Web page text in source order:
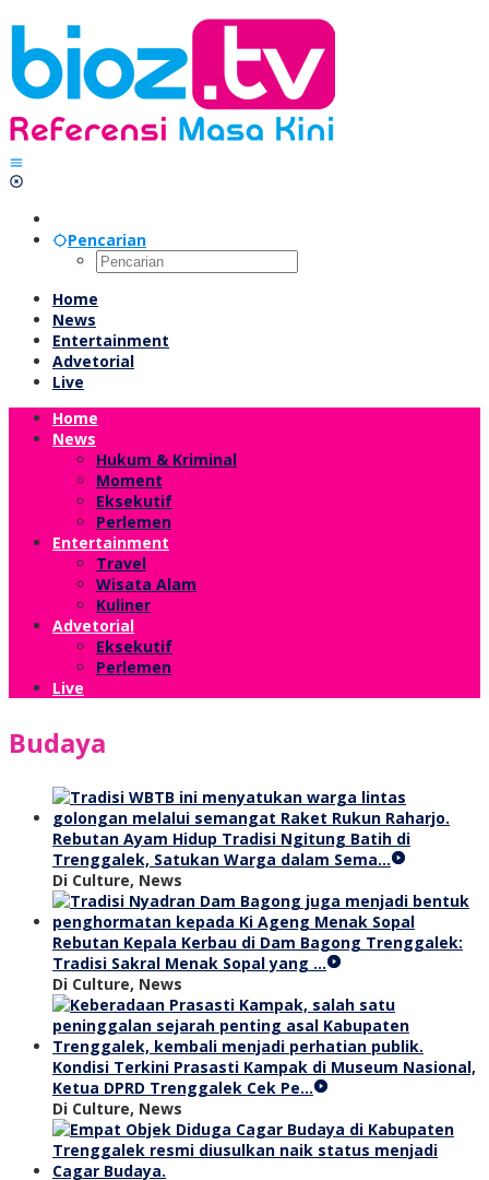
Lewati
konten
Pencarian
Home
News
Entertainment
Advetorial
Live
Home
News
Hukum & Kriminal
Moment
Eksekutif
Perlemen
Entertainment
Travel
Wisata Alam
Kuliner
Advetorial
Eksekutif
Perlemen
Live
Budaya
Rebutan Ayam Hidup Tradisi Ngitung Batih di
Trenggalek, Satukan Warga dalam Sema…
Di Culture, News
Rebutan Kepala Kerbau di Dam Bagong Trenggalek:
Tradisi Sakral Menak Sopal yang …
Di Culture, News
Kondisi Terkini Prasasti Kampak di Museum Nasional,
Ketua DPRD Trenggalek Cek Pe…
Di Culture, News